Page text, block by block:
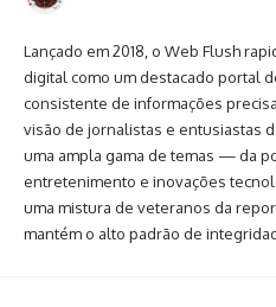
Lançado em 2018, o Web Flush
digital como um destacado portal
consistente de informações
visão de jornalistas e entusiastas
uma ampla gama de temas — da
entretenimento e inovações
uma mistura de veteranos da
mantém o alto padrão de